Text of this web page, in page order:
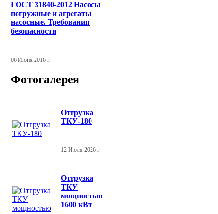
ГОСТ 31840-2012 Насосы
погружные и агрегаты
насосные. Требования
безопасности
06 Июня 2016 г.
Фотогалерея
Отгрузка
ТКУ-180
12 Июля 2026 г.
Отгрузка
ТКУ
мощностью
1600 кВт